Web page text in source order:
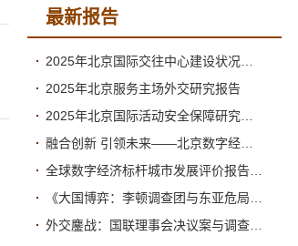
最新报告
2025年北京服务主场外交研究报告